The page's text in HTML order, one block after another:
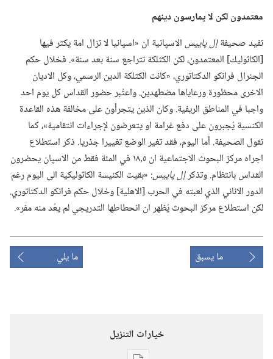
معتمدون لكن لا يمارسون دينهم
تفيد صحيفةإل پاييسالاسپانية ان «اسپانيا لا تزال امة يكثر فيها
[الكاثوليك] المعتمدون،‏ لكن الكثلكة تتراجع سنة بعد سنة».‏ فخلال حكم
الجنرال فرانكو الدكتاتوري،‏ «كانت الكثلكة الدين الرسمي،‏ وكل الاديان
الاخرى محظورة ورعاياها مضطهدين.‏ واعتُبر حضور القداس كل يوم احد
واجبا في المناطق الريفية.‏ وكان الذين يتجرأون على مخالفة هذه القاعدة
الكنسية يُجبرون على دفع غرامة او يتعرضون لإجراءات انتقامية»،‏ كما
تقول الصحيفة.‏ أما اليوم،‏ فقد تغير الوضع تغييرا جذريا.‏ ذكر استطلاع
اجراه مركز البحوث الاجتماعية ان ٥‏,١٨ في المئة فقط من الاسپان يحضرون
القداس بانتظام.‏ وتذكرإل پاييس‏:‏ «بقيت الكنيسة الكاثوليكية الى اليوم رغم
الدور الاناني الذي لعبته في الحرب [الاهلية] وخلال حكم فرانكو الدكتاتوري.‏
لكن استطلاع مركز البحوث يُظهر ان انحطاطها التدريجي لم يعُد منه مفر».‏
ما يسبق ما يلي
خيارات التنزيل